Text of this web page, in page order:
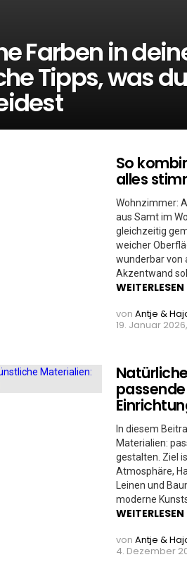
Farben in
Tipps, was
So
alles
Wohnzimmer:
aus Samt im
gleichzeitig
weicher
wunderbar von
Akzentwand
WEITERLESEN
von Antje &
19. Januar
In diesem
Materialien:
gestalten. Ziel
Atmosphäre,
Leinen und
moderne
WEITERLESEN
von Antje &
4. Dezember